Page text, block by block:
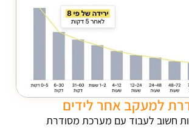
למעקב אחר לידים
חשוב לעבוד עם מערכת מסודרת